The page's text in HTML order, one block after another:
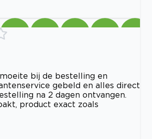
bij de bestelling en
gebeld en alles direct
na 2 dagen ontvangen.
product exact zoals